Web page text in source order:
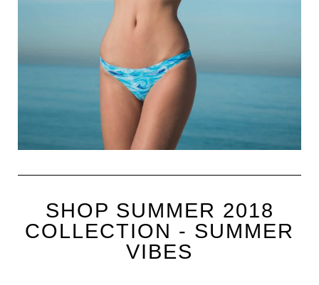
SHOP SUMMER 2018
COLLECTION - SUMMER
VIBES